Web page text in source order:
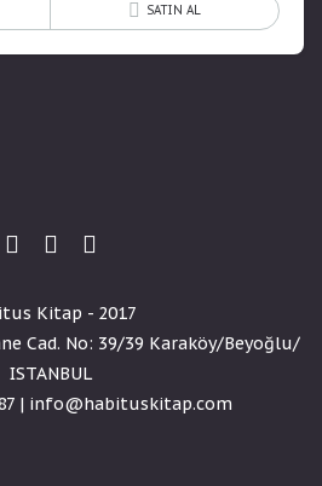
SATIN AL
Kitap - 2017
Cad. No: 39/39 Karaköy/Beyoğlu/
ISTANBUL
| info@habituskitap.com